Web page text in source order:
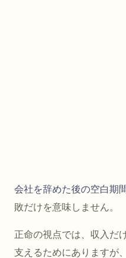
会社を辞めた後の空白期
敗だけを意味しません。
正命の視点では、収入だ
支えるためにありますが